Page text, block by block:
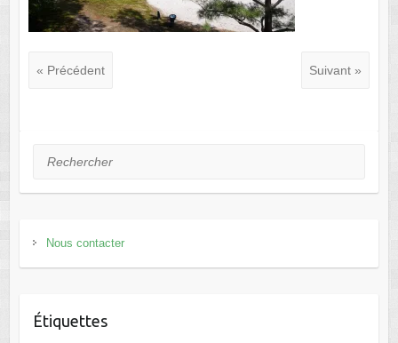
« Précédent Suivant »
Rechercher
Nous contacter
Étiquettes